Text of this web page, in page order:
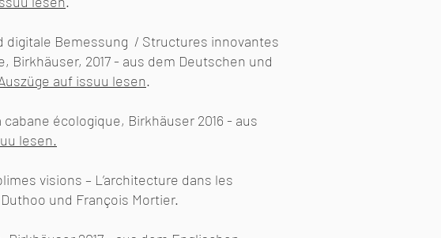
digitale Bemessung / Structures innovantes
Birkhäuser, 2017 - aus dem Deutschen und
auf issuu lesen.
écologique, Birkhäuser 2016 - aus
lesen.
visions – L’architecture dans les
und François Mortier.